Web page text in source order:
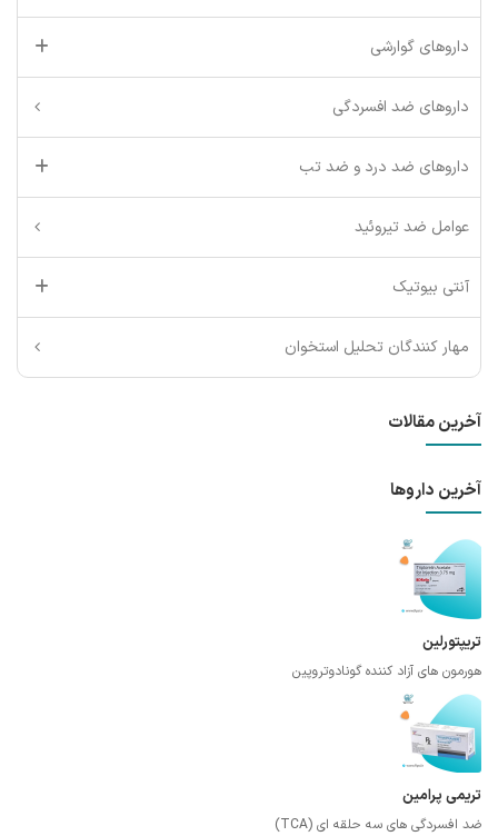
داروهای گوارشی
داروهای ضد افسردگی
داروهای ضد درد و ضد تب
عوامل ضد تیروئید
آنتی بیوتیک
مهار کنندگان تحلیل استخوان
آخرین مقالات
آخرین داروها
تریپتورلین
هورمون های آزاد کننده گونادوتروپین
تریمی پرامین
ضد افسردگی های سه حلقه ای (TCA)